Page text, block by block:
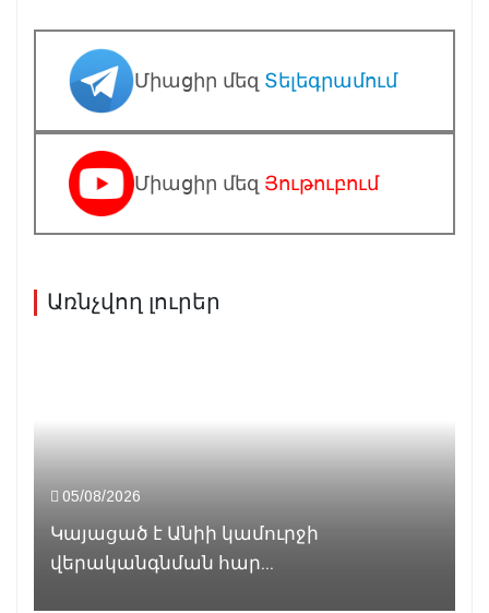
Միացիր մեզ Տելեգրամում
Միացիր մեզ Յութուբում
Առնչվող լուրեր
05/08/2026
Կայացած է Անիի կամուրջի
վերականգնման հար...